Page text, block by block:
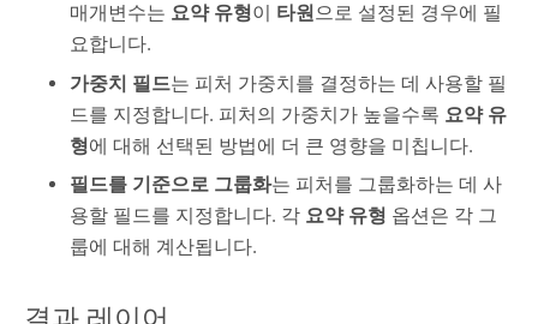
매개변수는 요약 유형이 타원으로 설정된 경우에 필
요합니다.
가중치 필드는 피처 가중치를 결정하는 데 사용할 필
드를 지정합니다. 피처의 가중치가 높을수록 요약 유
형에 대해 선택된 방법에 더 큰 영향을 미칩니다.
필드를 기준으로 그룹화는 피처를 그룹화하는 데 사
용할 필드를 지정합니다. 각 요약 유형 옵션은 각 그
룹에 대해 계산됩니다.